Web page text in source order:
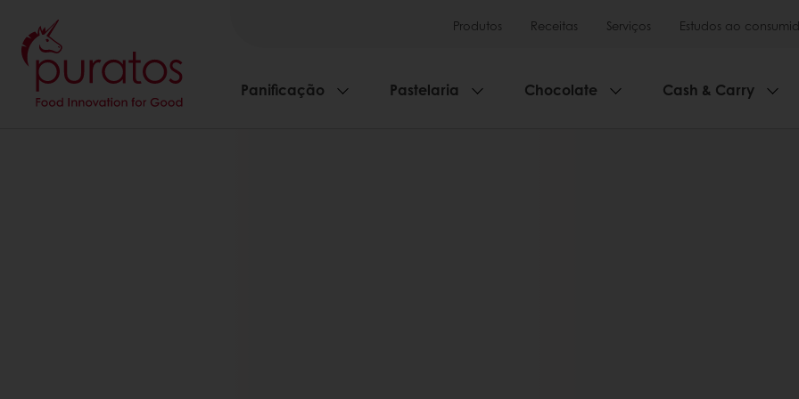
Produtos Receitas Serviços Estudos ao
Panificação Pastelaria Chocolate Cash & Carry